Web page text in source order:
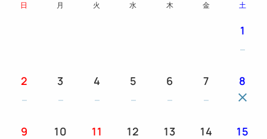
日 月 火 水 木 金 土
1
2 3 4 5 6 7 8
9 10 11 12 13 14 15